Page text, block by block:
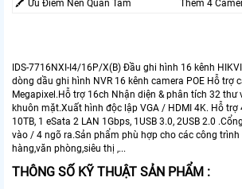
🖍 Ưu Điểm Nên Quan Tâm
Thêm 4
IDS-7716NXI-I4/16P/X(B) Đầu ghi hình 16 kênh
dòng dầu ghi hình NVR 16 kênh camera POE Hỗ trợ
Megapixel.Hỗ trợ 16ch Nhận diện & phân tích 32 thư
khuôn mặt.Xuất hình độc lập VGA / HDMI 4K. Hỗ trợ
10TB, 1 eSata 2 LAN 1Gbps, 1USB 3.0, 2USB 2.0
vào / 4 ngõ ra.Sản phẩm phù hợp cho các công trình
hàng,văn phòng,siêu thị ,...
THÔNG SỐ KỸ THUẬT SẢN PHẨM :